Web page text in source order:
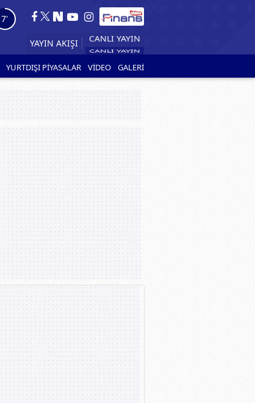
6'
YAYIN AKIŞI
YURTDIŞI PİYASALAR VİDEO GALERİ